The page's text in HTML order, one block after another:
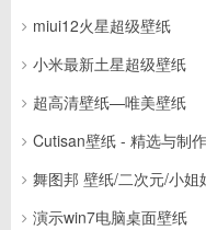
miui12火星超级壁纸
小米最新土星超级壁纸
超高清壁纸—唯美壁纸
Cutisan壁纸 - 精选与制作
舞图邦 壁纸/二次元/小
演示win7电脑桌面壁纸